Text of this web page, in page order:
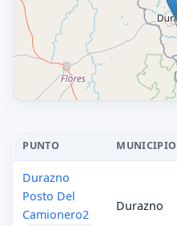
PUNTO MUNICIPIO
Durazno
Posto Del
Camionero2
Durazno